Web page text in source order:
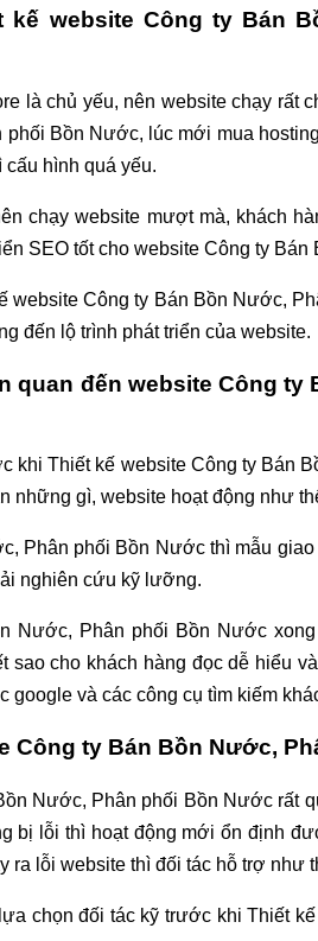
kế website Công ty Bán
là chủ yếu, nên website chạy rất
Bồn Nước, lúc mới mua
cấu hình quá yếu.
chạy website mượt mà, khách
SEO tốt cho website Công ty
website Công ty Bán Bồn Nước,
đến lộ trình phát triển của website.
quan đến website Công ty
khi Thiết kế website Công ty Bán
những gì, website hoạt động như
Phân phối Bồn Nước thì mẫu
nghiên cứu kỹ lưỡng.
Nước, Phân phối Bồn Nước
sao cho khách hàng đọc dễ hiểu
và các công cụ tìm kiếm
Công ty Bán Bồn Nước,
Nước, Phân phối Bồn Nước rất
bị lỗi thì hoạt động mới ổn định
ra lỗi website thì đối tác hỗ trợ như
chọn đối tác kỹ trước khi Thiết